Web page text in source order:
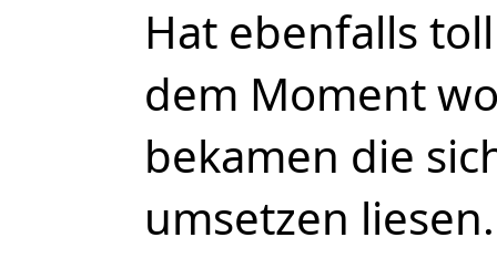
Hat ebenfalls
dem Moment
bekamen die
umsetzen liesen.